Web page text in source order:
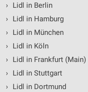
›
Lidl in Berlin
›
Lidl in Hamburg
›
Lidl in München
›
Lidl in Köln
›
Lidl in Frankfurt (Main)
›
Lidl in Stuttgart
›
Lidl in Dortmund